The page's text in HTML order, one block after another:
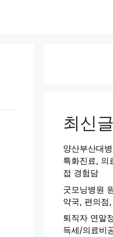
최신글
양산부산대
특화진료, 의
접 경험담
굿모닝병원
약국, 편의점
퇴직자 연말
득세/의료비